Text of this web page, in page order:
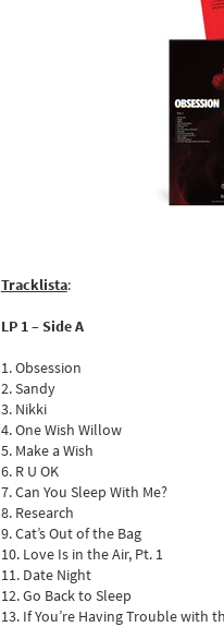
Tracklista:
LP 1 – Side A
1. Obsession
2. Sandy
3. Nikki
4. One Wish Willow
5. Make a Wish
6. R U OK
7. Can You Sleep With Me?
8. Research
9. Cat’s Out of the Bag
10. Love Is in the Air, Pt. 1
11. Date Night
12. Go Back to Sleep
13. If You’re Having Trouble with